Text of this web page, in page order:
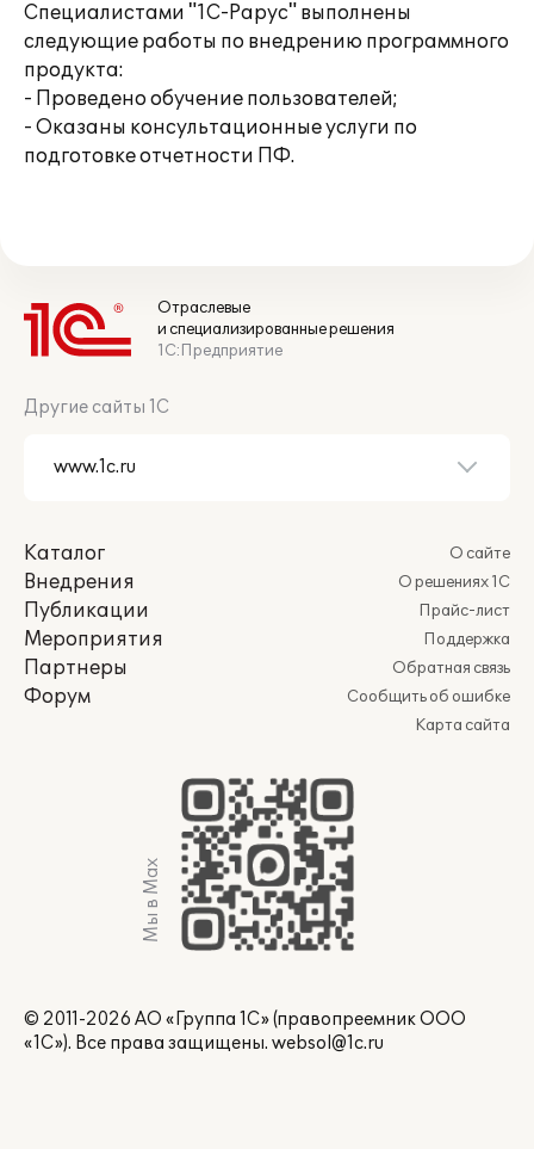
Специалистами "1С-Рарус" выполнены
следующие работы по внедрению программного
продукта:
- Проведено обучение пользователей;
- Оказаны консультационные услуги по
подготовке отчетности ПФ.
Отраслевые
и специализированные решения
1С:Предприятие
Другие сайты 1С
Каталог
Внедрения
Публикации
Мероприятия
Партнеры
Форум
О сайте
О решениях 1С
Прайс-лист
Поддержка
Обратная связь
Сообщить об ошибке
Карта сайта
Мы в Max
© 2011-2026 АО «Группа 1С» (правопреемник ООО
«1С»). Все права защищены. websol@1c.ru